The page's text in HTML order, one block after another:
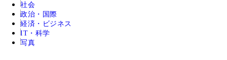
社会
政治・国際
経済・ビジネス
IT・科学
写真